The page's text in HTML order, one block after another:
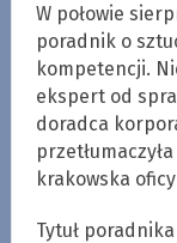
W połowie
poradnik o
kompetencji.
ekspert od
doradca
krakowska
Tytuł